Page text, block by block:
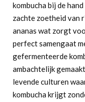
kombucha bij de
zachte zoetheid van
ananas wat zorgt
perfect samengaat
gefermenteerde
ambachtelijk
levende culturen
kombucha krijgt